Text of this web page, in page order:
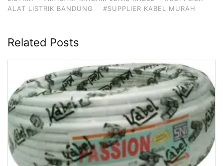
ALAT LISTRIK BANDUNG
#SUPPLIER KABEL MURAH
Related Posts